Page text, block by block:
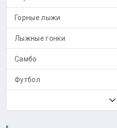
Горные лыжи
Лыжные гонки
Самбо
Футбол